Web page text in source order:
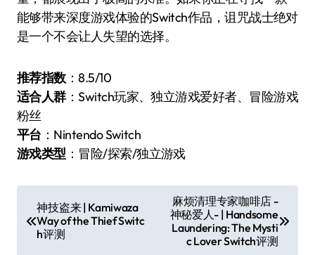
能够带来深度游戏体验的Switch作品，诅咒战士绝对
是一个不会让人失望的选择。
推荐指数：8.5/10
适合人群：Switch玩家、独立游戏爱好者、冒险游戏
粉丝
平台 ：Nintendo Switch
游戏类型 ：冒险/探索/独立游戏
章
神技盗来 | Kamiwaza
Way of the Thief Switc
h评测
麻烦清理专家咖啡店 -
神秘爱人- | Handsome
Laundering: The Mysti
c Lover Switch评测